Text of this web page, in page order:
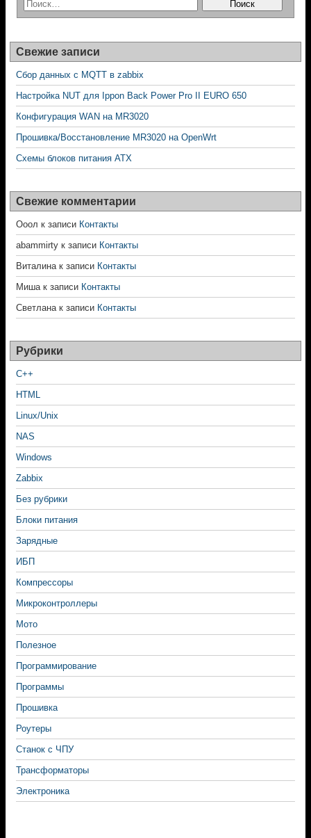
Свежие записи
Сбор данных с MQTT в zabbix
Настройка NUT для Ippon Back Power Pro II EURO 650
Конфигурация WAN на MR3020
Прошивка/Восстановление MR3020 на OpenWrt
Схемы блоков питания ATX
Свежие комментарии
Ооол к записи Контакты
abammirty к записи Контакты
Виталинак записи Контакты
Мишак записи Контакты
Светланак записи Контакты
Рубрики
C++
HTML
Linux/Unix
NAS
Windows
Zabbix
Без рубрики
Блоки питания
Зарядные
ИБП
Компрессоры
Микроконтроллеры
Мото
Полезное
Программирование
Программы
Прошивка
Роутеры
Станок с ЧПУ
Трансформаторы
Электроника